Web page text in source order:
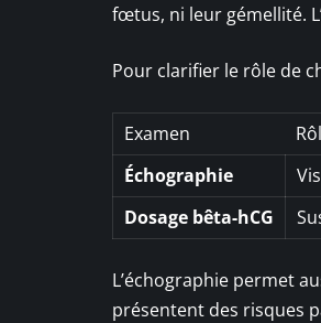
fœtus, ni leur gémellité.
Pour clarifier le rôle de
Examen
Échographie
Dosage bêta-hCG
L’échographie permet
présentent des risques